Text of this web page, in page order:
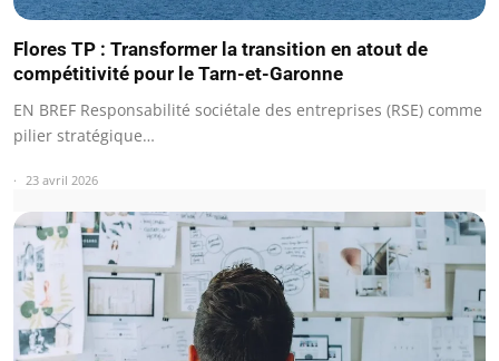
Flores TP : Transformer la transition en atout de
compétitivité pour le Tarn-et-Garonne
EN BREF Responsabilité sociétale des entreprises (RSE) comme
pilier stratégique…
23 avril 2026